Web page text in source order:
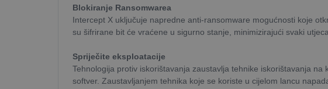
Blokiranje Ransomwarea
Intercept X uključuje napredne anti-ransomware mogućnosti koje
su šifrirane bit će vraćene u sigurno stanje, minimizirajući svaki
Spriječite eksploatacije
Tehnologija protiv iskorištavanja zaustavlja tehnike iskorištavanja
softver. Zaustavljanjem tehnika koje se koriste u cijelom lancu